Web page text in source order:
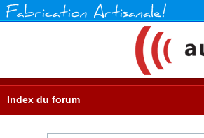
Index du forum